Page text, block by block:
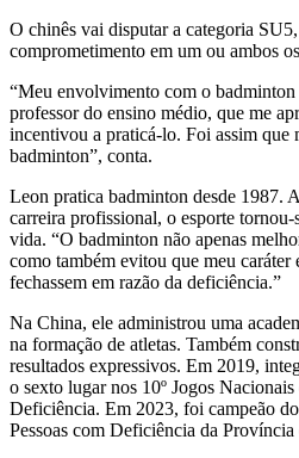
O chinês vai disputar a categoria
comprometimento em um ou ambos
“Meu envolvimento com o badminton
professor do ensino médio, que me
incentivou a praticá-lo. Foi assim que
badminton”, conta.
Leon pratica badminton desde 1987.
carreira profissional, o esporte tornou-
vida. “O badminton não apenas
como também evitou que meu caráter
fechassem em razão da deficiência.”
Na China, ele administrou uma
na formação de atletas. Também
resultados expressivos. Em 2019,
o sexto lugar nos 10º Jogos
Deficiência. Em 2023, foi campeão
Pessoas com Deficiência da